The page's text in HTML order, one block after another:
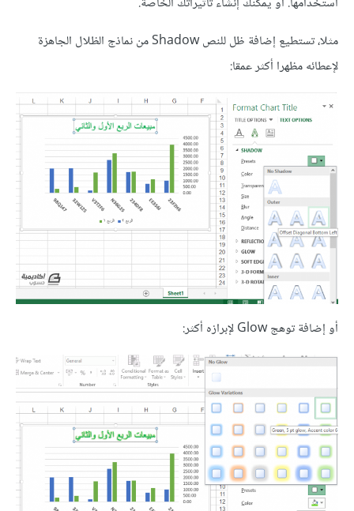
مثلا، تستطيع إضافة ظل للنص Shadow من نماذج الظلال الجاهزة
لإعطائه مظهرا أكثر عمقا:
أو إضافة توهج Glow لإبرازه أكثر: